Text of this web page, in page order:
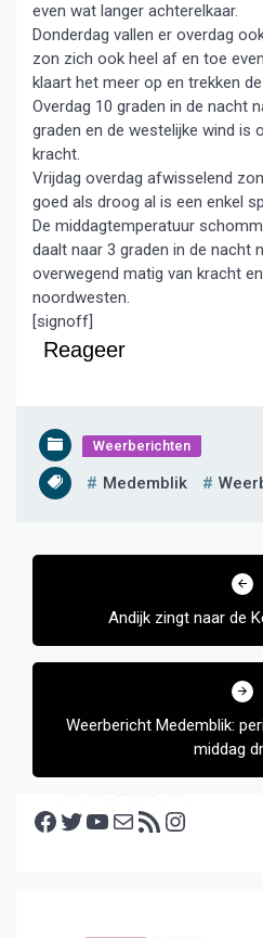
even wat langer achterelkaar.
Donderdag vallen er overdag
zon zich ook heel af en toe
klaart het meer op en trekken
Overdag 10 graden in de nacht
graden en de westelijke wind is
kracht.
Vrijdag overdag afwisselend
goed als droog al is een enkel
De middagtemperatuur
daalt naar 3 graden in de nacht
overwegend matig van kracht
noordwesten.
[signoff]
Reageer
Weerberichten
Medemblik
Bericht
Andijk zingt naar de
Weerbericht Medemblik:
middag
Facebook Twitter YouTube E-mail RSS feed